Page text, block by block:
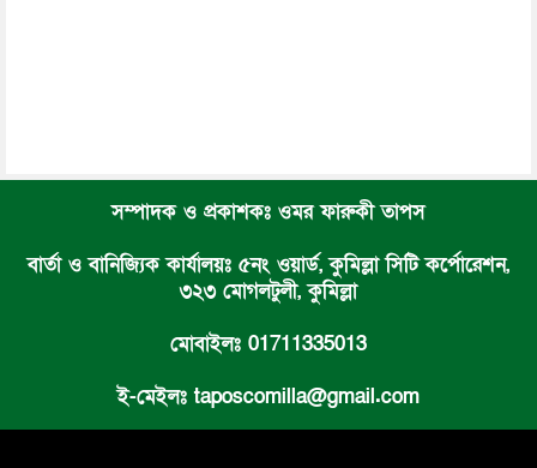
সম্পাদক ও প্রকাশকঃ ওমর ফারুকী তাপস
বার্তা ও বানিজ্যিক কার্যালয়ঃ ৫নং ওয়ার্ড, কুমিল্লা সিটি কর্পোরেশন,
৩২৩ মোগলটুলী, কুমিল্লা
মোবাইলঃ 01711335013
ই-মেইলঃ taposcomilla@gmail.com